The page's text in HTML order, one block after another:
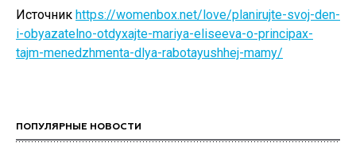
Источник https://womenbox.net/love/planirujte-svoj-den-
i-obyazatelno-otdyxajte-mariya-eliseeva-o-principax-
tajm-menedzhmenta-dlya-rabotayushhej-mamy/
ПОПУЛЯРНЫЕ НОВОСТИ